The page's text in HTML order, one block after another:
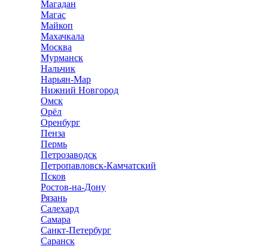
Магадан
Магас
Майкоп
Махачкала
Москва
Мурманск
Нальчик
Нарьян-Мар
Нижний Новгород
Омск
Орёл
Оренбург
Пенза
Пермь
Петрозаводск
Петропавловск-Камчатский
Псков
Ростов-на-Дону
Рязань
Салехард
Самара
Санкт-Петербург
Саранск